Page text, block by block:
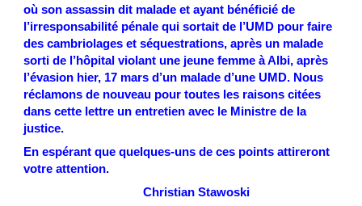
où son assassin dit malade et ayant bénéficié de
l’irresponsabilité pénale qui sortait de l’UMD pour faire
des cambriolages et séquestrations, après un malade
sorti de l’hôpital violant une jeune femme à Albi, après
l’évasion hier, 17 mars d’un malade d’une UMD. Nous
réclamons de nouveau pour toutes les raisons citées
dans cette lettre un entretien avec le Ministre de la
justice.
En espérant que quelques-uns de ces points attireront
votre attention.
Christian Stawoski